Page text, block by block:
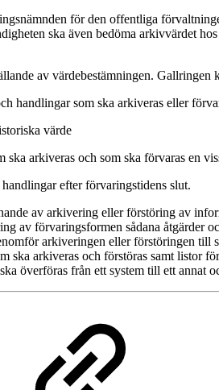
för den offentliga
ska även bedöma arkivvärdet
av värdebestämningen.
handlingar som ska arkiveras eller
värde
arkiveras och som ska förvaras en
efter förvaringstidens slut.
av arkivering eller förstöring av
av förvaringsformen sådana
arkiveringen eller förstöringen
ska arkiveras och förstöras samt listor
överföras från ett system till ett annat